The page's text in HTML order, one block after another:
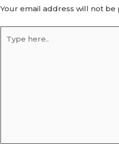
Your email address will not be
here..